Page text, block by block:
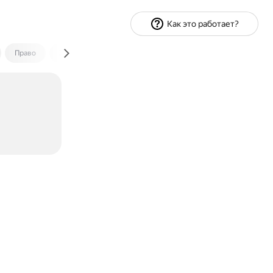
Право Экономика и финансы
Как это работает?